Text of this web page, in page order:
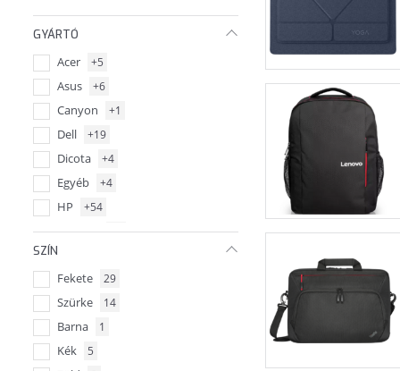
GYÁRTÓ
Acer +5
Asus +6
Canyon +1
Dell +19
Dicota +4
Egyéb +4
HP +54
Lenovo 55
Targus +8
Tucano +1
SZÍN
Fekete 29
Szürke 14
Barna 1
Kék 5